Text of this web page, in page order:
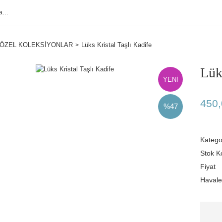
ÖZEL KOLEKSİYONLAR Lüks Kristal Taşlı Kadife
YENİ
%47
Stok
Fiyat
Havale